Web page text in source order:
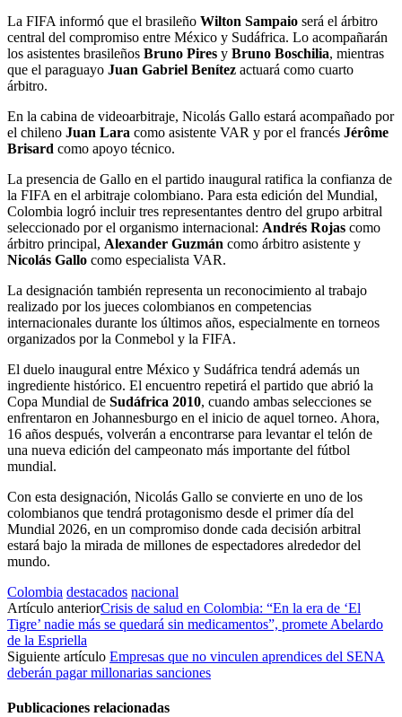
La FIFA informó que el brasileño Wilton Sampaio será el árbitro
central del compromiso entre México y Sudáfrica. Lo acompañarán
los asistentes brasileños Bruno Pires y Bruno Boschilia, mientras
que el paraguayo Juan Gabriel Benítez actuará como cuarto
árbitro.
En la cabina de videoarbitraje, Nicolás Gallo estará acompañado por
el chileno Juan Lara como asistente VAR y por el francés Jérôme
Brisard como apoyo técnico.
La presencia de Gallo en el partido inaugural ratifica la confianza de
la FIFA en el arbitraje colombiano. Para esta edición del Mundial,
Colombia logró incluir tres representantes dentro del grupo arbitral
seleccionado por el organismo internacional: Andrés Rojas como
árbitro principal, Alexander Guzmán como árbitro asistente y
Nicolás Gallo como especialista VAR.
La designación también representa un reconocimiento al trabajo
realizado por los jueces colombianos en competencias
internacionales durante los últimos años, especialmente en torneos
organizados por la Conmebol y la FIFA.
El duelo inaugural entre México y Sudáfrica tendrá además un
ingrediente histórico. El encuentro repetirá el partido que abrió la
Copa Mundial de Sudáfrica 2010, cuando ambas selecciones se
enfrentaron en Johannesburgo en el inicio de aquel torneo. Ahora,
16 años después, volverán a encontrarse para levantar el telón de
una nueva edición del campeonato más importante del fútbol
mundial.
Con esta designación, Nicolás Gallo se convierte en uno de los
colombianos que tendrá protagonismo desde el primer día del
Mundial 2026, en un compromiso donde cada decisión arbitral
estará bajo la mirada de millones de espectadores alrededor del
mundo.
Colombia destacados nacional
Artículo anteriorCrisis de salud en Colombia: “En la era de ‘El
Tigre’ nadie más se quedará sin medicamentos”, promete Abelardo
de la Espriella
Siguiente artículo Empresas que no vinculen aprendices del SENA
deberán pagar millonarias sanciones
Publicaciones relacionadas